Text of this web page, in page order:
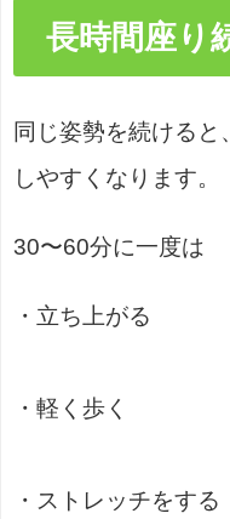
長時間座り
同じ姿勢を続けると
しやすくなります。
30〜60分に一度は
・立ち上がる
・軽く歩く
・ストレッチをする